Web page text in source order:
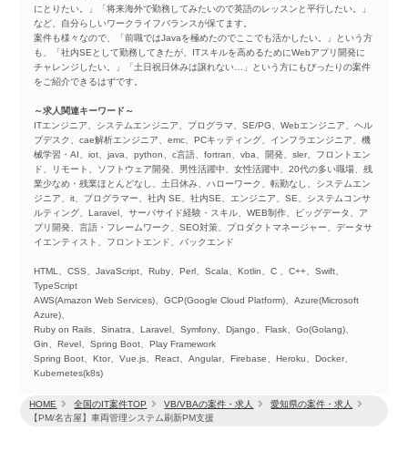
HOME 全国のIT案件TOP VB/VBAの案件・求人
愛知県の案件・求人
【PM/名古屋】車両管理システム刷新PM支援
にとりたい。」「将来海外で勤務してみたいので英語のレッスンと平行したい。」
など、自分らしいワークライフバランスが保てます。
案件も様々なので、「前職ではJavaを極めたのでここでも活かしたい。」という方
も、「社内SEとして勤務してきたが、ITスキルを高めるためにWebアプリ開発に
チャレンジしたい。」「土日祝日休みは譲れない…」という方にもぴったりの案件
をご紹介できるはずです。
～求人関連キーワード～
ITエンジニア、システムエンジニア、プログラマ、SE/PG、Webエンジニア、ヘル
プデスク、cae解析エンジニア、emc、PCキッティング、インフラエンジニア、機
械学習・AI、iot、java、python、c言語、fortran、vba、開発、sler、フロントエン
ド、リモート、ソフトウェア開発、男性活躍中、女性活躍中、20代の多い職場、残
業少なめ・残業ほとんどなし、土日休み、ハローワーク、転勤なし、システムエン
ジニア、it、プログラマー、社内 SE、社内SE、エンジニア、SE、システムコンサ
ルティング、Laravel、サーバサイド経験・スキル、WEB制作、ビッグデータ、ア
プリ開発、言語・フレームワーク、SEO対策、プロダクトマネージャー、データサ
イエンティスト、フロントエンド、バックエンド
HTML、CSS、JavaScript、Ruby、Perl、Scala、Kotlin、C 、C++、Swift、
TypeScript
AWS(Amazon Web Services)、GCP(Google Cloud Platform)、Azure(Microsoft
Azure)、
Ruby on Rails、Sinatra、Laravel、Symfony、Django、Flask、Go(Golang)、
Gin、Revel、Spring Boot、Play Framework
Spring Boot、Ktor、Vue.js、React、Angular、Firebase、Heroku、Docker、
Kubernetes(k8s)